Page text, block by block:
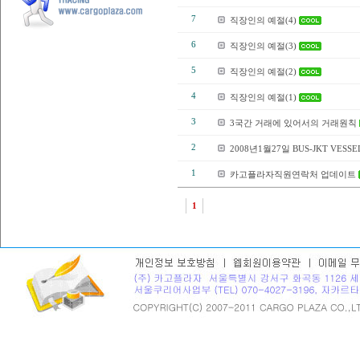
7 직장인의 예절(4)
6 직장인의 예절(3)
5 직장인의 예절(2)
4 직장인의 예절(1)
3 3국간 거래에 있어서의 거래원칙
2 2008년1월27일 BUS-JKT
1 카고플라자직원연락처 업데이트
1